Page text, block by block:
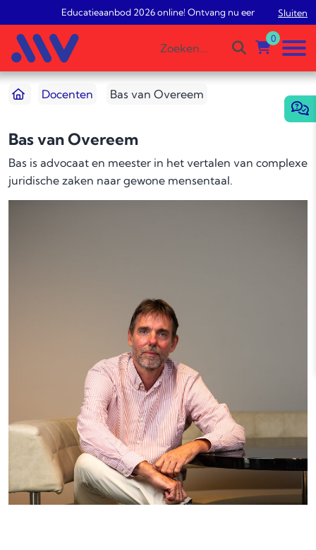
Educatieaanbod 2026 online! Ontvang nu een gratisSluiten
0
Docenten Bas van Overeem
Bas van Overeem
Bas is advocaat en meester in het vertalen van complexe
juridische zaken naar gewone mensentaal.